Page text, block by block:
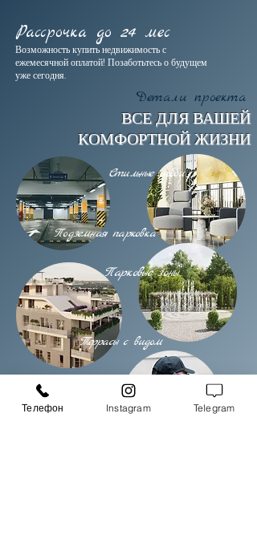
Рассрочка до 24 мес
Возможность купить недвижимость с
ежемесячной оплатой! Позаботьтесь о будущем
уже сегодня.
Детали проекта
ВСЕ ДЛЯ ВАШЕЙ
КОМФОРТНОЙ ЖИЗНИ
Подземная парковка
Стильные лобби
Парковые зоны
Террасы с видом
Охрана 24/7
Телефон Instagram Telegram